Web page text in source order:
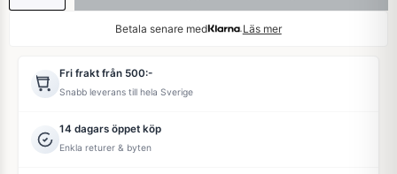
Betala senare med Läs mer
Fri frakt från 500:-
Snabb leverans till hela Sverige
14 dagars öppet köp
Enkla returer & byten